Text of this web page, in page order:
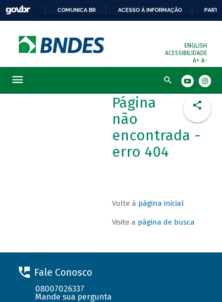
COMUNICA BR ACESSO À INFORMAÇÃO
ENGLISH
ACESSIBILIDADE
A+ A-
Busca
Página
não
encontrada -
erro 404
Volte à página inicial
Visite a página de busca
Fale Conosco
08007026337
Mande sua pergunta